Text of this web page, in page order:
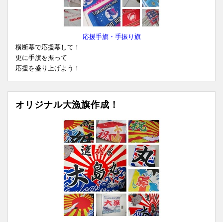
応援手旗・手振り旗
横断幕で応援幕して！
更に手旗を振って
応援を盛り上げよう！
オリジナル大漁旗作成！